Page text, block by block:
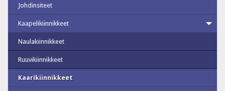
Johdinsiteet
Kaapelikiinnikkeet
Naulakiinnikkeet
Ruuvikiinnikkeet
Kaarikiinnikkeet